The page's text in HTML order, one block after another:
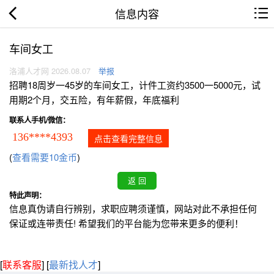
信息内容
车间女工
洛浦人才网 2026.08.07 举报
招聘18周岁一45岁的车间女工，计件工资约3500一5000元，试
用期2个月，交五险，有年薪假，年底福利
联系人手机/微信：
136****4393 点击查看完整信息
(查看需要10金币)
特此声明：
信息真伪请自行辨别，求职应聘须谨慎，网站对此不承担任何
保证或连带责任! 希望我们的平台能为您带来更多的便利！
[联系客服] [最新找人才]